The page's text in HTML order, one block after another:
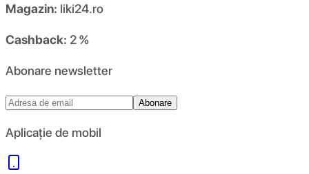
Magazin: liki24.ro
Cashback: 2 %
Abonare newsletter
Abonare
Aplicație de mobil